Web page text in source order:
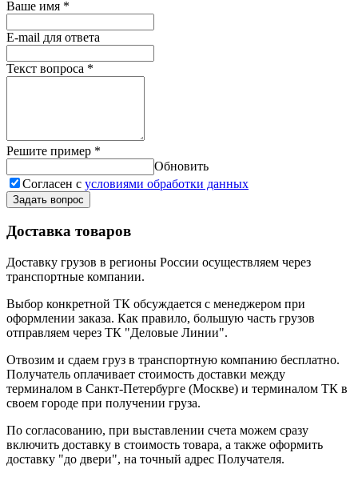
Ваше имя *
E-mail для ответа
Текст вопроса *
Решите пример *
Обновить
Согласен с условиями обработки данных
Задать вопрос
Доставка товаров
Доставку грузов в регионы России осуществляем через
транспортные компании.
Выбор конкретной ТК обсуждается с менеджером при
оформлении заказа. Как правило, большую часть грузов
отправляем через ТК "Деловые Линии".
Отвозим и сдаем груз в транспортную компанию бесплатно.
Получатель оплачивает стоимость доставки между
терминалом в Санкт-Петербурге (Москве) и терминалом ТК в
своем городе при получении груза.
По согласованию, при выставлении счета можем сразу
включить доставку в стоимость товара, а также оформить
доставку "до двери", на точный адрес Получателя.